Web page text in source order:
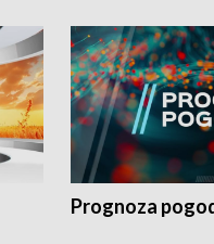
Prognoza